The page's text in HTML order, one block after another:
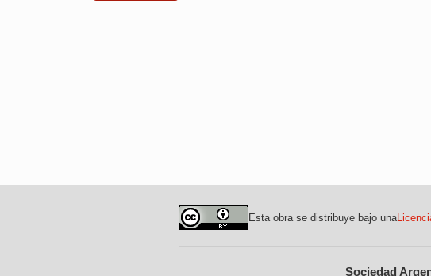
Esta obra se distribuye bajo una
Sociedad